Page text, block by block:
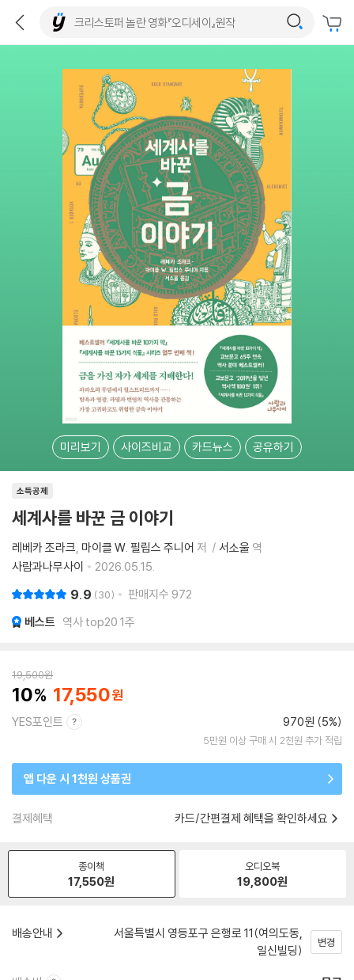
미리보기 사이즈비교 카드뉴스 공유하기
소득공제
세계사를 바꾼 금 이야기
레베카 조라크 마이클 W. 필립스 주니어 저 서소울 역
사람과나무사이
2026.05.15.
9.9 30 판매지수 972
베스트 역사 top20 1주
19,500원
10 17,550
YES포인트 970원 (5%)
5만원 이상 구매 시 2천원 추가 적립
앱 다운 시 1천원 상품권
결제혜택 카드/간편결제 혜택을 확인하세요
종이책
17,550원
오디오북
19,800원
배송안내
서울특별시 영등포구 은행로 11(여의도동,
일신빌딩)
변경